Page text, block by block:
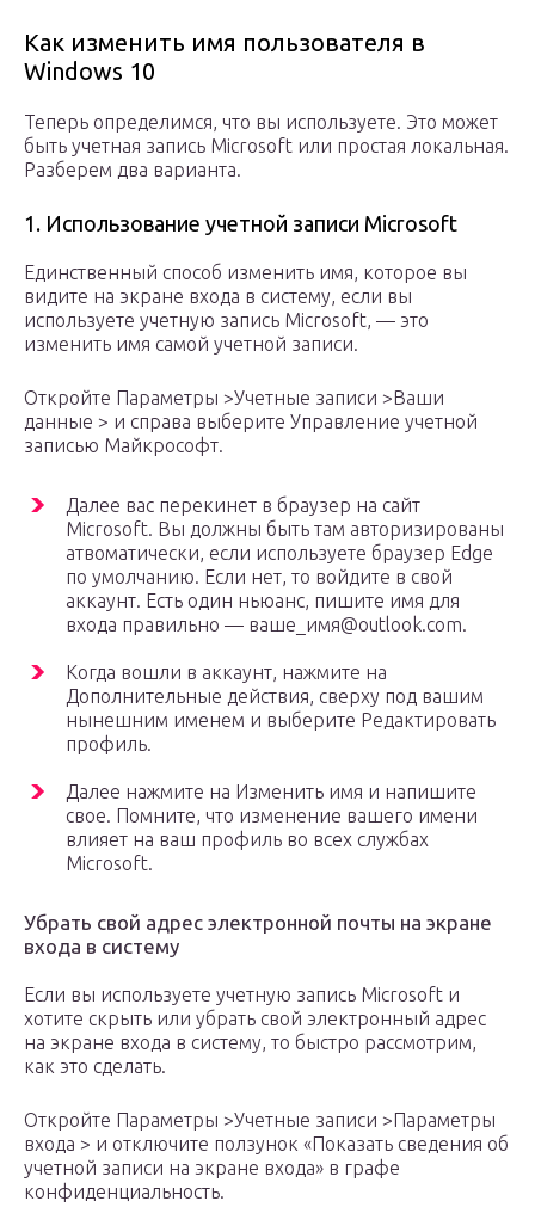
Как изменить имя пользователя в
Windows 10
Теперь определимся, что вы используете. Это может
быть учетная запись Microsoft или простая локальная.
Разберем два варианта.
1. Использование учетной записи Microsoft
Единственный способ изменить имя, которое вы
видите на экране входа в систему, если вы
используете учетную запись Microsoft, — это
изменить имя самой учетной записи.
Откройте Параметры >Учетные записи >Ваши
данные > и справа выберите Управление учетной
записью Майкрософт.
Далее вас перекинет в браузер на сайт
Microsoft. Вы должны быть там авторизированы
атвоматически, если используете браузер Edge
по умолчанию. Если нет, то войдите в свой
аккаунт. Есть один ньюанс, пишите имя для
входа правильно — ваше_имя@outlook.com.
Когда вошли в аккаунт, нажмите на
Дополнительные действия, сверху под вашим
нынешним именем и выберите Редактировать
профиль.
Далее нажмите на Изменить имя и напишите
свое. Помните, что изменение вашего имени
влияет на ваш профиль во всех службах
Microsoft.
Убрать свой адрес электронной почты на экране
входа в систему
Если вы используете учетную запись Microsoft и
хотите скрыть или убрать свой электронный адрес
на экране входа в систему, то быстро рассмотрим,
как это сделать.
Откройте Параметры >Учетные записи >Параметры
входа > и отключите ползунок «Показать сведения об
учетной записи на экране входа» в графе
конфиденциальность.